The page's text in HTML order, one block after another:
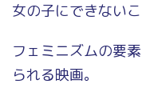
女の子にできないこ
フェミニズムの要
られる映画。